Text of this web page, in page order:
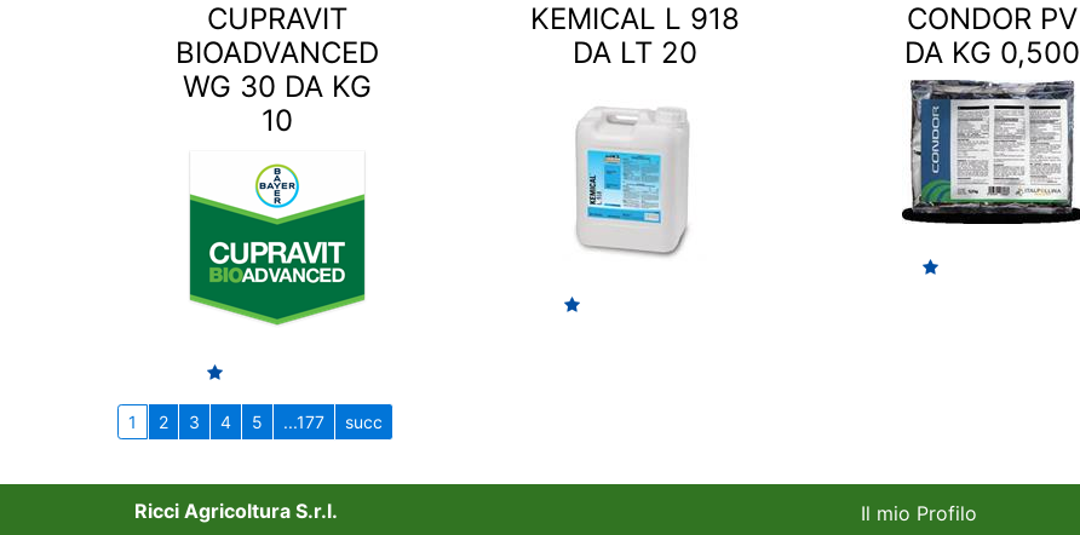
CUPRAVIT
BIOADVANCED
WG 30 DA KG
10
KEMICAL L 918
DA LT 20
CONDOR PV
DA KG 0,500
1 2 3 4 5 ...177 succ
Ricci Agricoltura S.r.l.
Il mio Profilo